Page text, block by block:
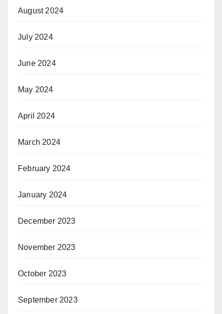
August 2024
July 2024
June 2024
May 2024
April 2024
March 2024
February 2024
January 2024
December 2023
November 2023
October 2023
September 2023